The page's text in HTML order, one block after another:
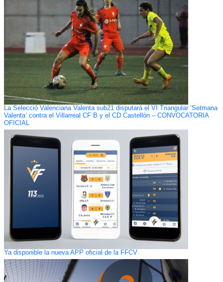
La Selecció Valenciana Valenta sub21 disputará el VI Triangular ‘Setmana
Valenta’ contra el Villarreal CF B y el CD Castellón – CONVOCATORIA
OFICIAL
Ya disponible la nueva APP oficial de la FFCV